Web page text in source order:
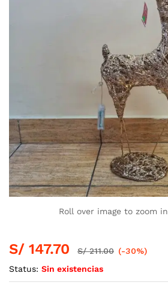
Roll over image to zoom in
S/ 147.70 S/211.00 (-30%)
Status: Sin existencias